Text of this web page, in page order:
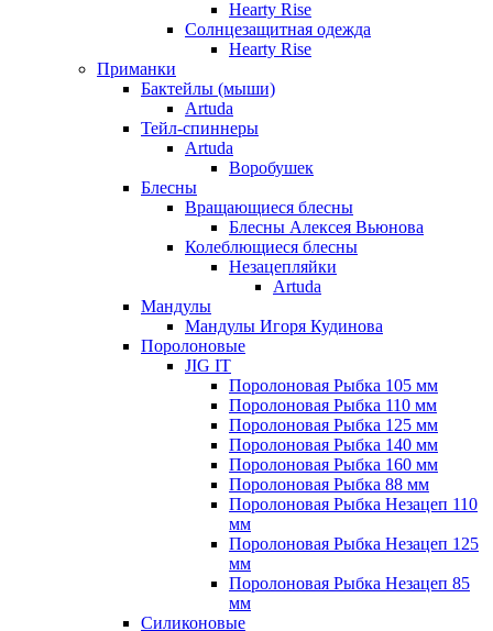
Hearty Rise
Солнцезащитная одежда
Hearty Rise
Приманки
Бактейлы (мыши)
Artuda
Тейл-спиннеры
Artuda
Воробушек
Блесны
Вращающиеся блесны
Блесны Алексея Вьюнова
Колеблющиеся блесны
Незацепляйки
Artuda
Мандулы
Мандулы Игоря Кудинова
Поролоновые
JIG IT
Поролоновая Рыбка 105 мм
Поролоновая Рыбка 110 мм
Поролоновая Рыбка 125 мм
Поролоновая Рыбка 140 мм
Поролоновая Рыбка 160 мм
Поролоновая Рыбка 88 мм
Поролоновая Рыбка Незацеп 110
мм
Поролоновая Рыбка Незацеп 125
мм
Поролоновая Рыбка Незацеп 85
мм
Силиконовые